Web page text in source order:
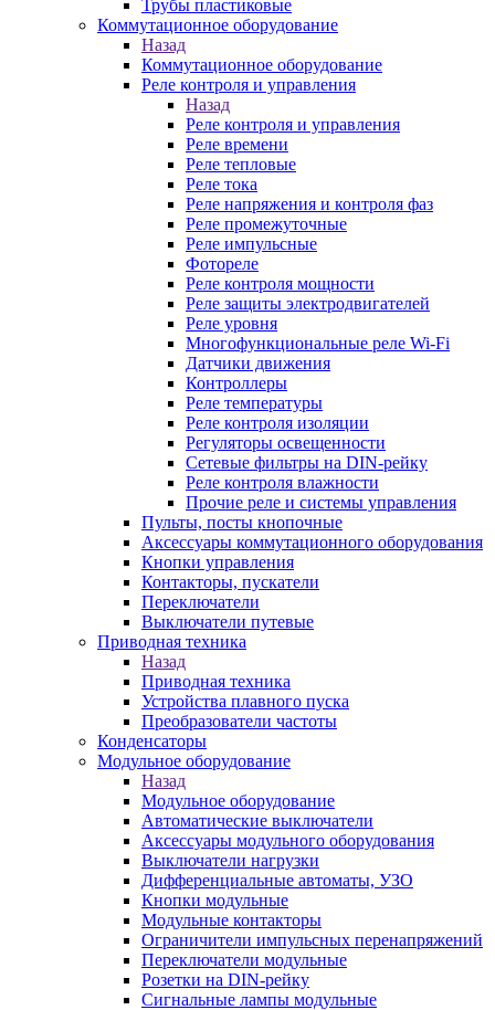
Трубы пластиковые
Коммутационное оборудование
Назад
Коммутационное оборудование
Реле контроля и управления
Назад
Реле контроля и управления
Реле времени
Реле тепловые
Реле тока
Реле напряжения и контроля фаз
Реле промежуточные
Реле импульсные
Фотореле
Реле контроля мощности
Реле защиты электродвигателей
Реле уровня
Многофункциональные реле Wi-Fi
Датчики движения
Контроллеры
Реле температуры
Реле контроля изоляции
Регуляторы освещенности
Сетевые фильтры на DIN-рейку
Реле контроля влажности
Прочие реле и системы управления
Пульты, посты кнопочные
Аксессуары коммутационного оборудования
Кнопки управления
Контакторы, пускатели
Переключатели
Выключатели путевые
Приводная техника
Назад
Приводная техника
Устройства плавного пуска
Преобразователи частоты
Конденсаторы
Модульное оборудование
Назад
Модульное оборудование
Автоматические выключатели
Аксессуары модульного оборудования
Выключатели нагрузки
Дифференциальные автоматы, УЗО
Кнопки модульные
Модульные контакторы
Ограничители импульсных перенапряжений
Переключатели модульные
Розетки на DIN-рейку
Сигнальные лампы модульные